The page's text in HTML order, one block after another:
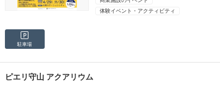
体験イベント・アクティビティ
駐車場
ピエリ守山 アクアリウム